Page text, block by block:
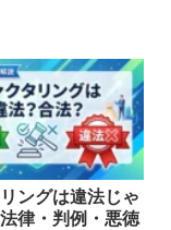
ングは違法じゃ
律・判例・悪徳